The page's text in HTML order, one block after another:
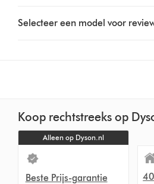
a
reviews
for
model
Selecteer een model voor
Koop rechtstreeks op
Alleen op Dyson.nl
Beste Prijs-garantie